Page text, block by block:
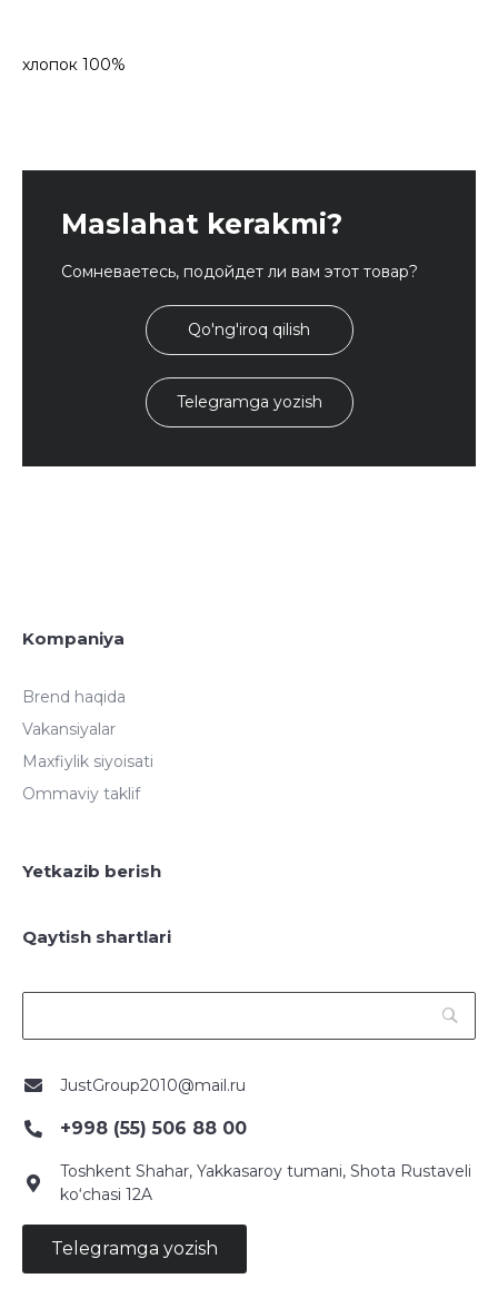
хлопок 100%
Maslahat kerakmi?
Сомневаетесь, подойдет ли вам этот товар?
Qo'ng'iroq qilish
Telegramga yozish
Kompaniya
Brend haqida
Vakansiyalar
Maxfiylik siyoisati
Ommaviy taklif
Yetkazib berish
Qaytish shartlari
JustGroup2010@mail.ru
+998 (55) 506 88 00
Toshkent Shahar, Yakkasaroy tumani, Shota Rustaveli
ko‘chasi 12A
Telegramga yozish